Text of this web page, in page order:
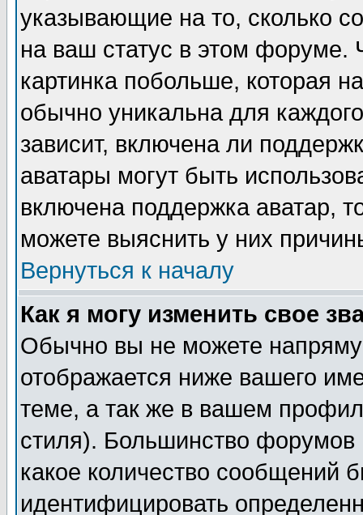
указывающие на то, сколько
на ваш статус в этом форуме.
картинка побольше, которая
обычно уникальна для
зависит, включена ли
аватары могут быть
включена поддержка аватар,
можете выяснить у них
Вернуться к началу
Как я могу изменить свое
Обычно вы не можете
отображается ниже вашего
теме, а так же в вашем
стиля). Большинство форумов
какое количество сообщений
идентифицировать